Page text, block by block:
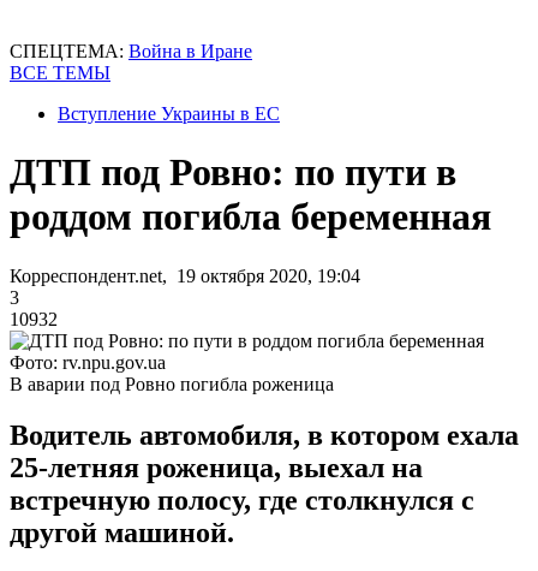
СПЕЦТЕМА: Война в Иране
ВСЕ ТЕМЫ
Вступление Украины в ЕС
ДТП под Ровно: по пути в
роддом погибла беременная
Корреспондент.net, 19 октября 2020, 19:04
3
10932
Фото: rv.npu.gov.ua
В аварии под Ровно погибла роженица
Водитель автомобиля, в котором ехала
25-летняя роженица, выехал на
встречную полосу, где столкнулся с
другой машиной.